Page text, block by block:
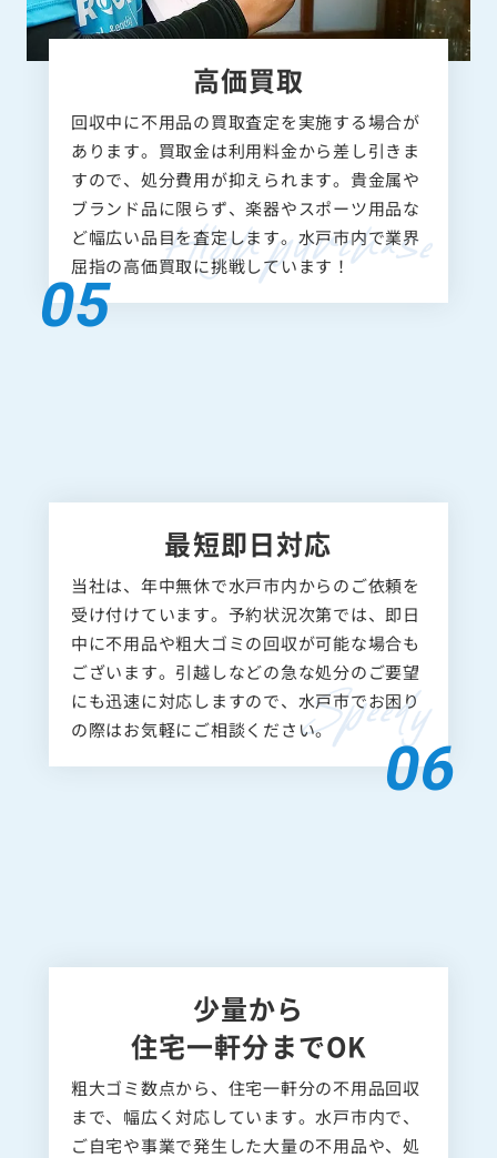
高価買取
回収中に不用品の買取査定を実施する場合が
あります。買取金は利用料金から差し引きま
すので、処分費用が抑えられます。貴金属や
ブランド品に限らず、楽器やスポーツ用品な
ど幅広い品目を査定します。水戸市内で業界
屈指の高価買取に挑戦しています！
最短即日対応
当社は、年中無休で水戸市内からのご依頼を
受け付けています。予約状況次第では、即日
中に不用品や粗大ゴミの回収が可能な場合も
ございます。引越しなどの急な処分のご要望
にも迅速に対応しますので、水戸市でお困り
の際はお気軽にご相談ください。
少量から
住宅一軒分までOK
粗大ゴミ数点から、住宅一軒分の不用品回収
まで、幅広く対応しています。水戸市内で、
ご自宅や事業で発生した大量の不用品や、処